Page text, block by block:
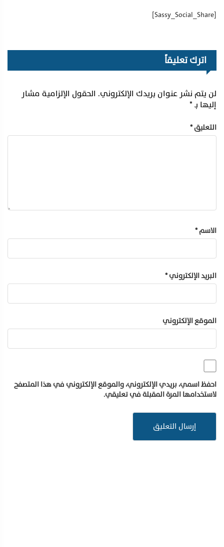
[Sassy_Social_Share]
اترك تعليقاً
لن يتم نشر عنوان بريدك الإلكتروني. الحقول الإلزامية مشار
إليها بـ*
التعليق*
الاسم*
البريد الإلكتروني*
الموقع الإلكتروني
احفظ اسمي، بريدي الإلكتروني، والموقع الإلكتروني في هذا المتصفح
لاستخدامها المرة المقبلة في تعليقي.